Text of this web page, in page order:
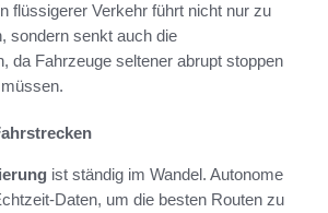
flüssigerer Verkehr führt nicht nur zu
sondern senkt auch die
da Fahrzeuge seltener abrupt stoppen
ist ständig im Wandel. Autonome
Daten, um die besten Routen zu